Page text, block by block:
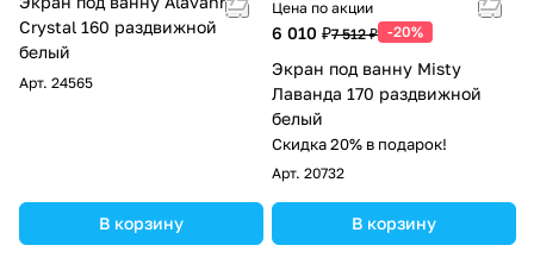
Crystal 160 раздвижной
белый
Арт. 24565
В корзину
Цена по акции
6 010 ₽7 512 ₽ -20%
Экран под ванну Misty
Лаванда 170 раздвижной
белый
Скидка 20% в подарок!
Арт. 20732
В корзину